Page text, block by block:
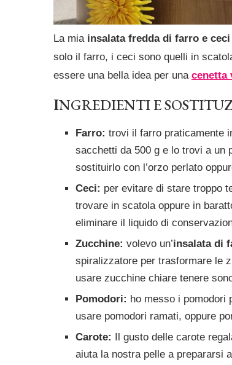
La mia insalata fredda di farro e ceci
solo il farro, i ceci sono quelli in
essere una bella idea per una cenetta
INGREDIENTI E
Farro: trovi il farro praticamente
sacchetti da 500 g e lo trovi a un
sostituirlo con l’orzo perlato
Ceci: per evitare di stare troppo
trovare in scatola oppure in
eliminare il liquido di
Zucchine: volevo un’insalata di
spiralizzatore per trasformare le
usare zucchine chiare tenere
Pomodori: ho messo i pomodori
usare pomodori ramati, oppure
Carote:
Il gusto delle carote
aiuta la nostra pelle a prepararsi